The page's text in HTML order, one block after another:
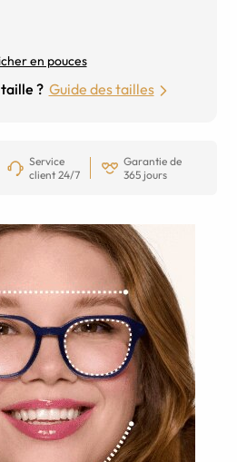
en pouces
? Guide des tailles
Service
client 24/7
Garantie de
365 jours